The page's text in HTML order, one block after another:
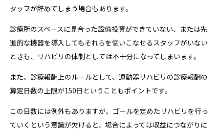
タッフが辞めてしまう場合もあります。
診療所のスペースに見合った設備投資ができていない、または先
進的な機器を導入してもそれらを使いこなせるスタッフがいない
ときも、リハビリの体制としては不十分になってしまいます。
また、診療報酬上のルールとして、運動器リハビリの診療報酬の
算定日数の上限が150日ということもポイントです。
この日数には例外もありますが、ゴールを定めたリハビリを行っ
ていくという意識が欠けると、場合によっては収益につながりに